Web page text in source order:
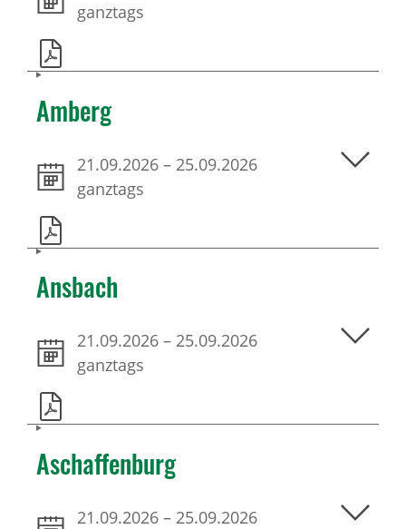
ganztags
Amberg
21.09.2026 – 25.09.2026
ganztags
Ansbach
21.09.2026 – 25.09.2026
ganztags
Aschaffenburg
21.09.2026 – 25.09.2026